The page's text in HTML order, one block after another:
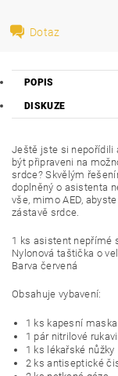
Dotaz
POPIS
DISKUZE
Ještě jste si nepořídili
být připraveni na
srdce? Skvělým
doplněný o asistenta
vše, mimo AED,
zástavě srdce.
1 ks asistent nepřímé
Nylonová taštička o
Barva červená
Obsahuje vybavení:
1 ks kapesní maska
1 pár nitrilové
1 ks lékařské nůžky
2 ks antiseptické